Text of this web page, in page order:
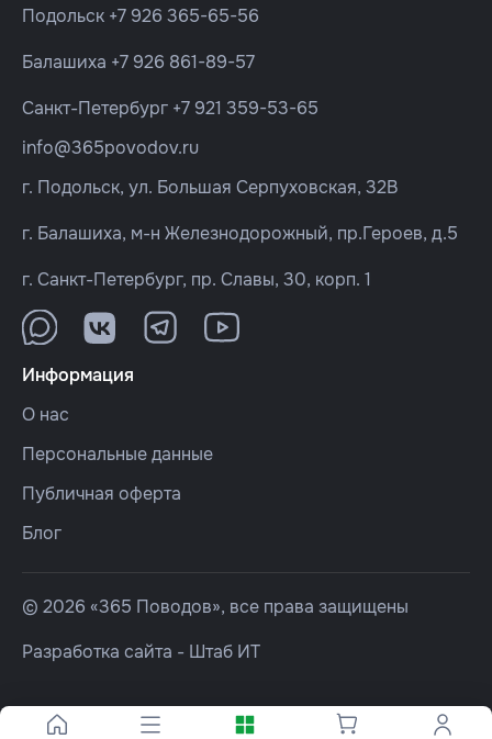
Подольск +7 926 365-65-56
Балашиха +7 926 861-89-57
Санкт-Петербург +7 921 359-53-65
info@365povodov.ru
г. Подольск, ул. Большая Серпуховская, 32В
г. Балашиха, м-н Железнодорожный, пр.Героев, д.5
г. Санкт-Петербург, пр. Славы, 30, корп. 1
Информация
О нас
Персональные данные
Публичная оферта
Блог
© 2026 «365 Поводов», все права защищены
Разработка сайта - Штаб ИТ